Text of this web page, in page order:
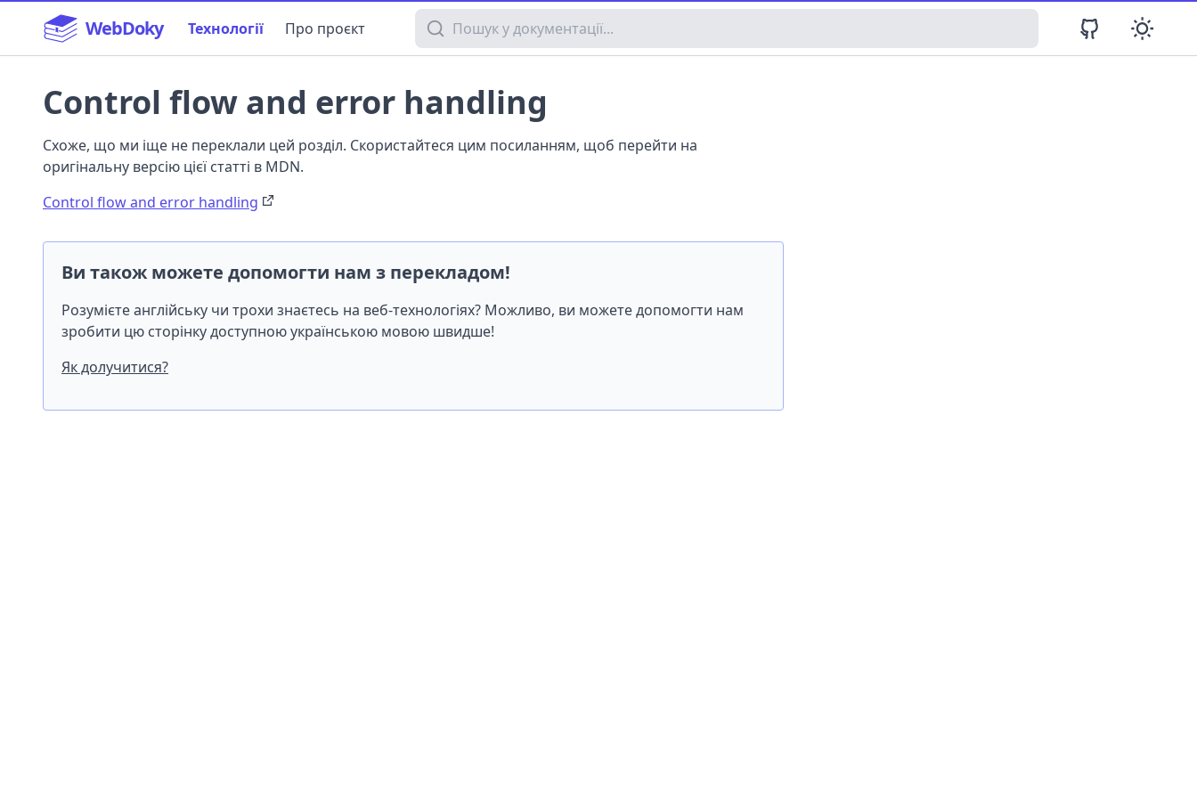
WebDoky Технології Про проєкт Пошук у документації
Control flow and error handling
Схоже, що ми іще не переклали цей розділ. Скористайтеся цим посиланням, щоб перейти на
оригінальну версію цієї статті в MDN.
Control flow and error handling
Ви також можете допомогти нам з перекладом!
Розумієте англійську чи трохи знаєтесь на веб-технологіях? Можливо, ви можете допомогти нам
зробити цю сторінку доступною українською мовою швидше!
Як долучитися?